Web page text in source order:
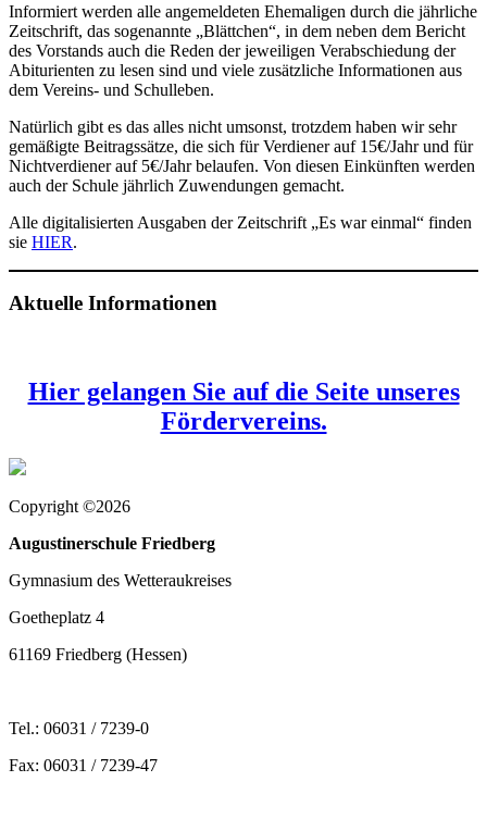
Informiert werden alle angemeldeten Ehemaligen durch die jährliche
Zeitschrift, das sogenannte „Blättchen“, in dem neben dem Bericht
des Vorstands auch die Reden der jeweiligen Verabschiedung der
Abiturienten zu lesen sind und viele zusätzliche Informationen aus
dem Vereins- und Schulleben.
Natürlich gibt es das alles nicht umsonst, trotzdem haben wir sehr
gemäßigte Beitragssätze, die sich für Verdiener auf 15€/Jahr und für
Nichtverdiener auf 5€/Jahr belaufen. Von diesen Einkünften werden
auch der Schule jährlich Zuwendungen gemacht.
Alle digitalisierten Ausgaben der Zeitschrift „Es war einmal“ finden
sie HIER.
Aktuelle Informationen
Hier gelangen Sie auf die Seite unseres
Fördervereins.
Copyright ©2026
Augustinerschule Friedberg
Gymnasium des Wetteraukreises
Goetheplatz 4
61169 Friedberg (Hessen)
Tel.: 06031 / 7239-0
Fax: 06031 / 7239-47